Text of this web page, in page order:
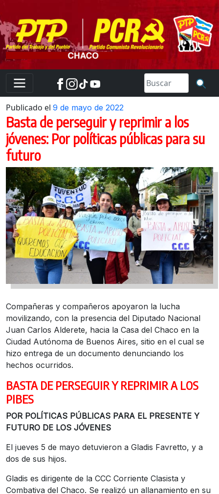
to
content
Publicado el 9 de mayo de 2022
Basta de perseguir y reprimir a los
jóvenes: Por políticas públicas para su
futuro
Compañeras y compañeros apoyaron la lucha
movilizando, con la presencia del Diputado Nacional
Juan Carlos Alderete, hacia la Casa del Chaco en la
Ciudad Autónoma de Buenos Aires, sitio en el cual se
hizo entrega de un documento denunciando los
hechos ocurridos.
BASTA DE PERSEGUIR Y REPRIMIR A LOS
PIBES
POR POLÍTICAS PÚBLICAS PARA EL PRESENTE Y
FUTURO DE LOS JÓVENES
El jueves 5 de mayo detuvieron a Gladis Favretto, y a
dos de sus hijos.
Gladis es dirigente de la CCC Corriente Clasista y
Combativa del Chaco. Se realizó un allanamiento en su